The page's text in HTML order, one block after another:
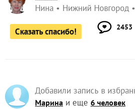
Нина Нижний Новгород
Сказать спасибо! 2453
Добавили запись в
Марина и еще 6 человек